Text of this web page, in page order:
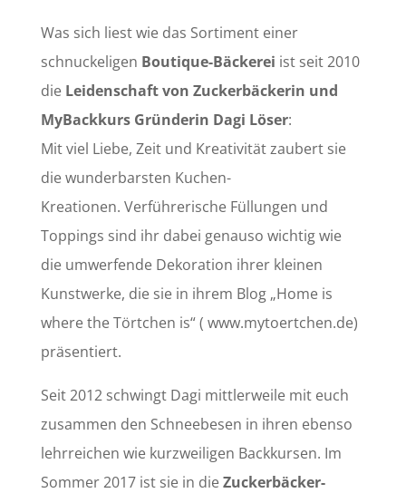
Was sich liest wie das Sortiment einer
schnuckeligen Boutique-Bäckerei ist seit 2010
die Leidenschaft von Zuckerbäckerin und
MyBackkurs Gründerin Dagi Löser:
Mit viel Liebe, Zeit und Kreativität zaubert sie
die wunderbarsten Kuchen-
Kreationen. Verführerische Füllungen und
Toppings sind ihr dabei genauso wichtig wie
die umwerfende Dekoration ihrer kleinen
Kunstwerke, die sie in ihrem Blog „Home is
where the Törtchen is“ ( www.mytoertchen.de)
präsentiert.
Seit 2012 schwingt Dagi mittlerweile mit euch
zusammen den Schneebesen in ihren ebenso
lehrreichen wie kurzweiligen Backkursen. Im
Sommer 2017 ist sie in dieZuckerbäcker-